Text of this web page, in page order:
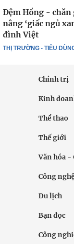
THỊ TRƯỜNG - TIÊU
Đệm Hồng - chăn
nâng ‘giấc ngủ
đình Việt
Chính trị
Kinh
Thể thao
Thế giới
Văn hóa -
Công
Du lịch
Bạn đọc
Công